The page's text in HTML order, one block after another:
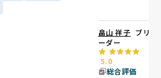
畠山 祥子 ブリ
ーダー
5.0
総合評価